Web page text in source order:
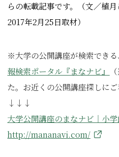
らの転載記事です。（文／植
2017年2月25日取材）
※大学の公開講座が検索できる
報検索ポータル『まなナビ』
た。お近くの公開講座探しにご
↓↓↓
大学公開講座のまなナビ｜小
http://mananavi.com/